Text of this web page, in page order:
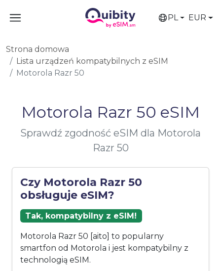
PL EUR
Strona domowa
Lista urządzeń kompatybilnych z eSIM
Motorola Razr 50
Motorola Razr 50 eSIM
Sprawdź zgodność eSIM dla Motorola
Razr 50
Czy Motorola Razr 50
obsługuje eSIM?
Tak, kompatybilny z eSIM!
Motorola Razr 50 [aito] to popularny
smartfon od Motorola i jest kompatybilny z
technologią eSIM.